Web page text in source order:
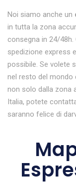
Noi siamo anche un
in tutta la zona
consegna in 24/
spedizione express
possibile. Se volete
nel resto del mondo
non solo dalla zona
Italia, potete
saranno felice di